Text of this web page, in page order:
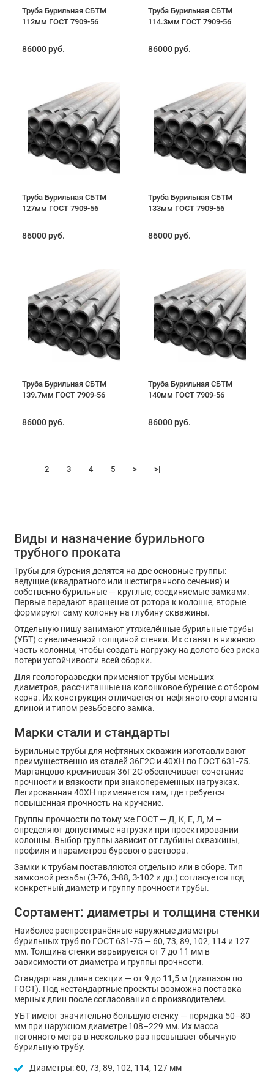
Труба Бурильная СБТМ
112мм ГОСТ 7909-56
86000 руб.
Труба Бурильная СБТМ
114.3мм ГОСТ 7909-56
86000 руб.
Труба Бурильная СБТМ
127мм ГОСТ 7909-56
86000 руб.
Труба Бурильная СБТМ
133мм ГОСТ 7909-56
86000 руб.
Труба Бурильная СБТМ
139.7мм ГОСТ 7909-56
86000 руб.
Труба Бурильная СБТМ
140мм ГОСТ 7909-56
86000 руб.
2 3 4 5 > >|
Виды и назначение бурильного
трубного проката
Трубы для бурения делятся на две основные группы:
ведущие (квадратного или шестигранного сечения) и
собственно бурильные — круглые, соединяемые замками.
Первые передают вращение от ротора к колонне, вторые
формируют саму колонну на глубину скважины.
Отдельную нишу занимают утяжелённые бурильные трубы
(УБТ) с увеличенной толщиной стенки. Их ставят в нижнюю
часть колонны, чтобы создать нагрузку на долото без риска
потери устойчивости всей сборки.
Для геологоразведки применяют трубы меньших
диаметров, рассчитанные на колонковое бурение с отбором
керна. Их конструкция отличается от нефтяного сортамента
длиной и типом резьбового замка.
Марки стали и стандарты
Бурильные трубы для нефтяных скважин изготавливают
преимущественно из сталей 36Г2С и 40ХН по ГОСТ 631-75.
Марганцово-кремниевая 36Г2С обеспечивает сочетание
прочности и вязкости при знакопеременных нагрузках.
Легированная 40ХН применяется там, где требуется
повышенная прочность на кручение.
Группы прочности по тому же ГОСТ — Д, К, Е, Л, М —
определяют допустимые нагрузки при проектировании
колонны. Выбор группы зависит от глубины скважины,
профиля и параметров бурового раствора.
Замки к трубам поставляются отдельно или в сборе. Тип
замковой резьбы (З-76, З-88, З-102 и др.) согласуется под
конкретный диаметр и группу прочности трубы.
Сортамент: диаметры и толщина стенки
Наиболее распространённые наружные диаметры
бурильных труб по ГОСТ 631-75 — 60, 73, 89, 102, 114 и 127
мм. Толщина стенки варьируется от 7 до 11 мм в
зависимости от диаметра и группы прочности.
Стандартная длина секции — от 9 до 11,5 м (диапазон по
ГОСТ). Под нестандартные проекты возможна поставка
мерных длин после согласования с производителем.
УБТ имеют значительно большую стенку — порядка 50–80
мм при наружном диаметре 108–229 мм. Их масса
погонного метра в несколько раз превышает обычную
бурильную трубу.
Диаметры: 60, 73, 89, 102, 114, 127 мм